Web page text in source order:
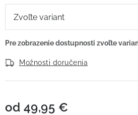
Možnosti doručenia
od 49,95 €